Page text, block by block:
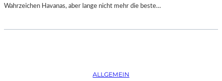
Wahrzeichen Havanas, aber lange nicht mehr die beste…
ALLGEMEIN